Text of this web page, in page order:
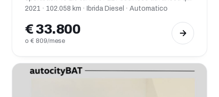
2021 · 102.058 km · Ibrida Diesel · Automatico
€ 33.800
o € 809/mese